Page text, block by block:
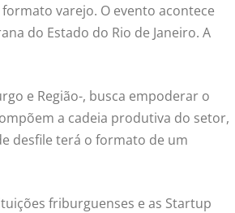
varejo. O evento acontece
do Estado do Rio de Janeiro. A
e Região-, busca empoderar o
a cadeia produtiva do setor,
desfile terá o formato de um
friburguenses e as Startup